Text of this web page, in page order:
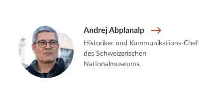
Andrej Abplanalp
Historiker und Kommunikations-Chef
des Schweizerischen
Nationalmuseums.